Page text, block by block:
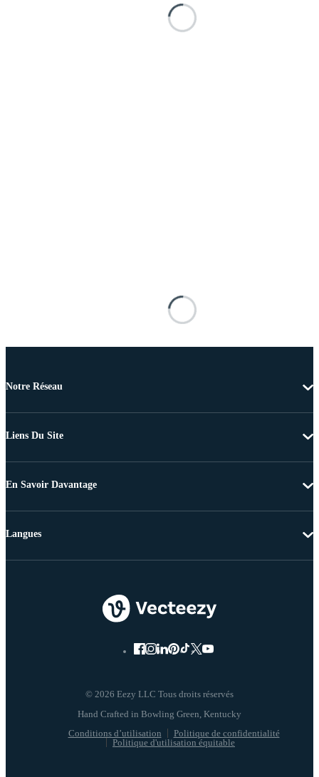
Notre Réseau
Liens Du Site
En Savoir Davantage
© 2026 Eezy LLC Tous droits réservés
Conditions d’utilisation
Politique de confidentialité
Politique d'utilisation équitable
Langues